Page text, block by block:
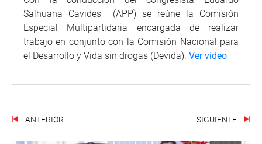
Salhuana Cavides (APP) se reúne la Comisión
Especial Multipartidaria encargada de realizar
trabajo en conjunto con la Comisión Nacional para
el Desarrollo y Vida sin drogas (Devida). Ver vídeo
ANTERIOR SIGUIENTE